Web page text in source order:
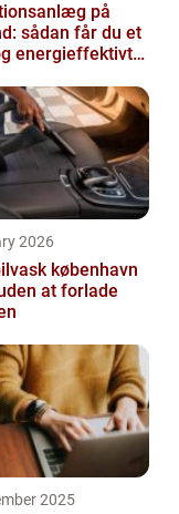
på
sådan får du et
energieffektivt
2026
københavn
at forlade
2025